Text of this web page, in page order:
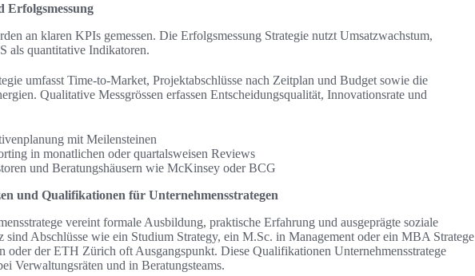
Erfolgsmessung
an klaren KPIs gemessen. Die Erfolgsmessung Strategie nutzt Umsatzwachstum,
als quantitative Indikatoren.
umfasst Time-to-Market, Projektabschlüsse nach Zeitplan und Budget sowie die
Qualitative Messgrössen erfassen Entscheidungsqualität, Innovationsrate und
mit Meilensteinen
in monatlichen oder quartalsweisen Reviews
und Beratungshäusern wie McKinsey oder BCG
und Qualifikationen für Unternehmensstrategen
vereint formale Ausbildung, praktische Erfahrung und ausgeprägte soziale
sind Abschlüsse wie ein Studium Strategy, ein M.Sc. in Management oder ein MBA Stratege
oder der ETH Zürich oft Ausgangspunkt. Diese Qualifikationen Unternehmensstratege
Verwaltungsräten und in Beratungsteams.